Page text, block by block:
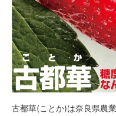
古都華(ことか)は奈良県農